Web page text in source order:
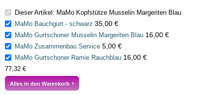
Dieser Artikel: MaMo Kopfstütze Musselin Margeriten Blau
MaMo Bauchgurt - schwarz 35,00 €
MaMo Gurtschoner Musselin Margeriten Blau 16,00 €
MaMo Zusammenbau Service 5,00 €
MaMo Gurtschoner Ramie Rauchblau 16,00 €
77,32 €
Alles in den Warenkorb